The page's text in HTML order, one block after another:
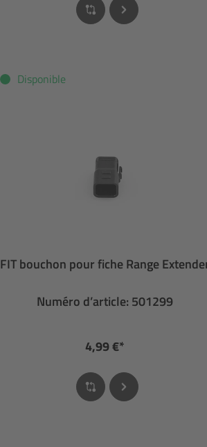
Disponible
FIT bouchon pour fiche Range
Numéro d’article: 501299
4,99 €*